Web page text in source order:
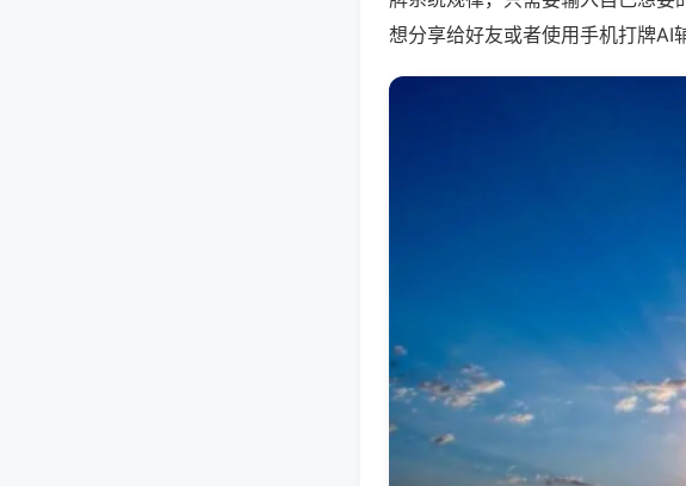
想分享给好友或者使用手机打牌AI